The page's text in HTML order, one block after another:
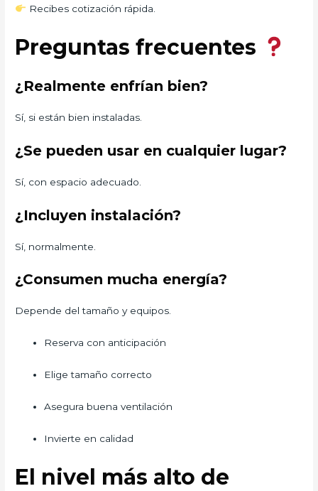
Recibes cotización rápida.
Preguntas frecuentes
¿Realmente enfrían bien?
Sí, si están bien instaladas.
¿Se pueden usar en cualquier lugar?
Sí, con espacio adecuado.
¿Incluyen instalación?
Sí, normalmente.
¿Consumen mucha energía?
Depende del tamaño y equipos.
Reserva con anticipación
Elige tamaño correcto
Asegura buena ventilación
Invierte en calidad
El nivel más alto de